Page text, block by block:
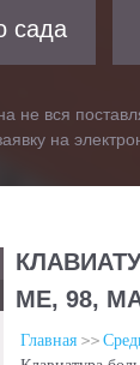
сада
не вся
на
ME, 98,
Главная